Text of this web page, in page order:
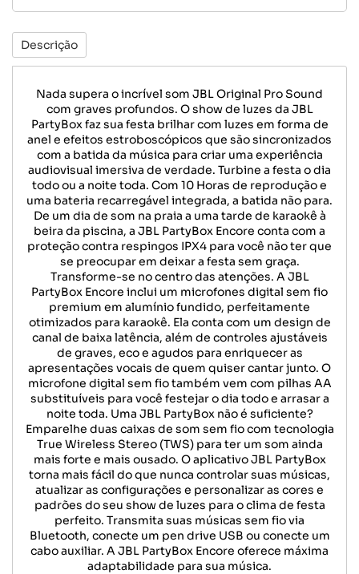
Descrição
Nada supera o incrível som JBL Original Pro Sound
com graves profundos. O show de luzes da JBL
PartyBox faz sua festa brilhar com luzes em forma de
anel e efeitos estroboscópicos que são sincronizados
com a batida da música para criar uma experiência
audiovisual imersiva de verdade. Turbine a festa o dia
todo ou a noite toda. Com 10 Horas de reprodução e
uma bateria recarregável integrada, a batida não para.
De um dia de som na praia a uma tarde de karaokê à
beira da piscina, a JBL PartyBox Encore conta com a
proteção contra respingos IPX4 para você não ter que
se preocupar em deixar a festa sem graça.
Transforme-se no centro das atenções. A JBL
PartyBox Encore inclui um microfones digital sem fio
premium em alumínio fundido, perfeitamente
otimizados para karaokê. Ela conta com um design de
canal de baixa latência, além de controles ajustáveis
de graves, eco e agudos para enriquecer as
apresentações vocais de quem quiser cantar junto. O
microfone digital sem fio também vem com pilhas AA
substituíveis para você festejar o dia todo e arrasar a
noite toda. Uma JBL PartyBox não é suficiente?
Emparelhe duas caixas de som sem fio com tecnologia
True Wireless Stereo (TWS) para ter um som ainda
mais forte e mais ousado. O aplicativo JBL PartyBox
torna mais fácil do que nunca controlar suas músicas,
atualizar as configurações e personalizar as cores e
padrões do seu show de luzes para o clima de festa
perfeito. Transmita suas músicas sem fio via
Bluetooth, conecte um pen drive USB ou conecte um
cabo auxiliar. A JBL PartyBox Encore oferece máxima
adaptabilidade para sua música.